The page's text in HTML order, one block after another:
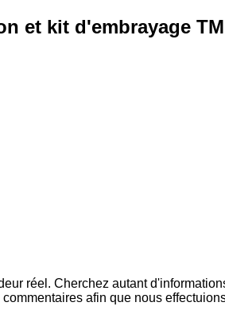
et kit d'embrayage
réel. Cherchez autant
afin que nous